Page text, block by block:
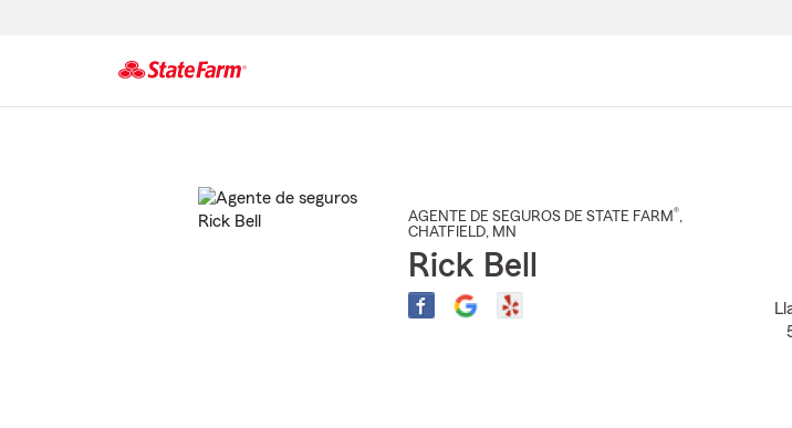
AGENTE DE SEGUROS DE STATE FARM®,
CHATFIELD, MN
Rick Bell